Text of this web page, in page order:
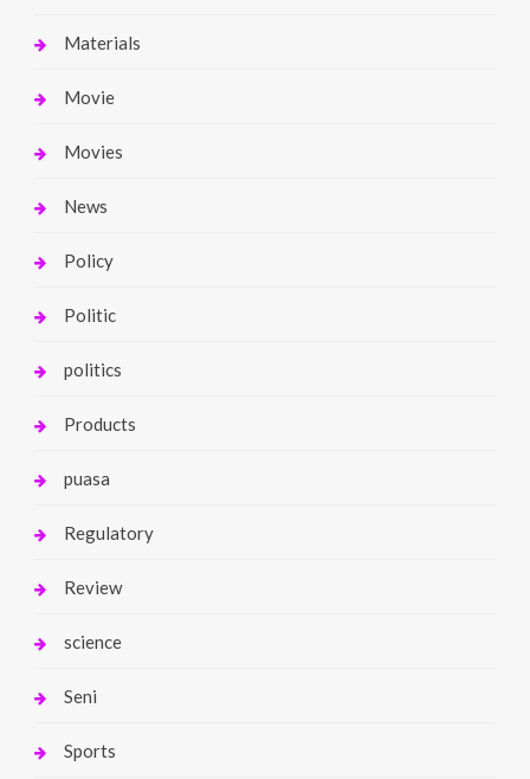
Materials
Movie
Movies
News
Policy
Politic
politics
Products
puasa
Regulatory
Review
science
Seni
Sports